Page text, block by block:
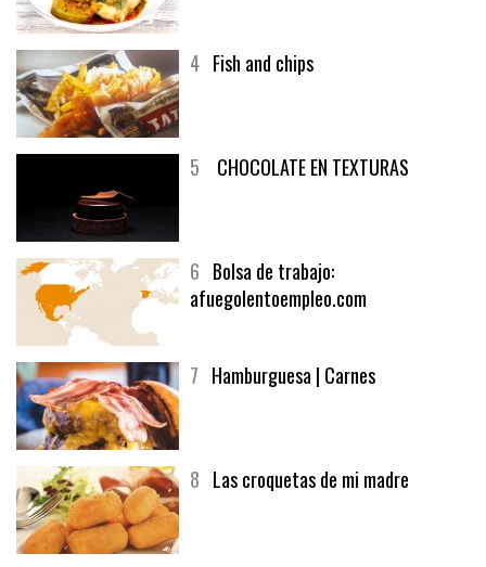
4 Fish and chips
5 CHOCOLATE EN TEXTURAS
6 Bolsa de trabajo:
afuegolentoempleo.com
7 Hamburguesa | Carnes
8 Las croquetas de mi madre